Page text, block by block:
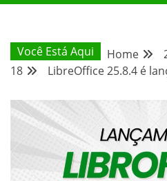
Você Está Aqui Home
18
LibreOffice 25.8.4 é